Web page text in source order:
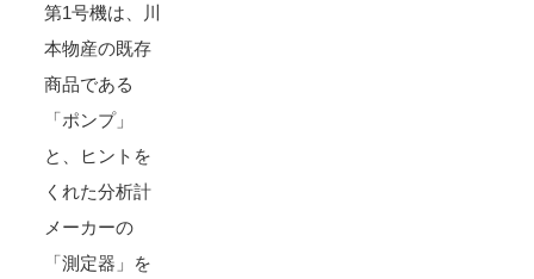
第1号機は、川
本物産の既存
商品である
「ポンプ」
と、ヒントを
くれた分析計
メーカーの
「測定器」を